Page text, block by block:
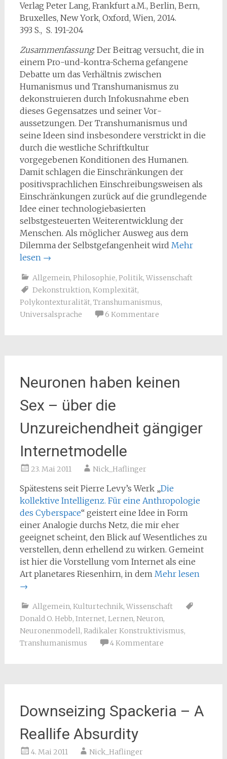
Verlag Peter Lang, Frankfurt a.M., Berlin, Bern,
Bruxelles, New York, Oxford, Wien, 2014.
393 S., S. 191-204
Zusammenfassung: Der Beitrag versucht, die in
einem Pro-und-kontra-Schema ge­fangene
Debatte um das Verhältnis zwischen
Humanismus und Transhumanismus zu
dekonstruieren durch Infokusnahme eben
dieses Gegensatzes und seiner Vor­
aussetzungen. Der Transhumanismus und
seine Ideen sind insbesondere verstrickt in die
durch die westliche Schriftkultur
vorgegebenen Konditionen des Humanen.
Damit schlagen die Einschränkungen der
positivsprachlichen Einschreibungsweisen als
Einschränkungen zurück auf die grundlegende
Idee einer technologiebasierten
selbstgesteuerten Weiterentwicklung der
Menschen. Als möglicher Ausweg aus dem
Dilemma der Selbstgefangenheit wird Mehr
lesen →
Allgemein, Philosophie, Politik, Wissenschaft
Dekonstruktion, Komplexität,
Polykontexturalität, Transhumanismus,
Universalsprache
6 Kommentare
Neuronen haben keinen
Sex – über die
Unzureichendheit gängiger
Internetmodelle
23. Mai 2011 Nick_Haflinger
Spätestens seit Pierre Levy’s Werk „Die
kollektive Intelligenz. Für eine Anthropologie
des Cyberspace“ geistert eine Idee in Form
einer Analogie durchs Netz, die mir eher
geeignet scheint, den Blick auf Wesentliches zu
verstellen, denn erhellend zu wirken. Gemeint
ist hier die Vorstellung vom Internet als eine
Art planetares Riesenhirn, in dem Mehr lesen
→
Allgemein, Kulturtechnik, Wissenschaft
Donald O. Hebb, Internet, Lernen, Neuron,
Neuronenmodell, Radikaler Konstruktivismus,
Transhumanismus
4 Kommentare
Downseizing Spackeria – A
Reallife Absurdity
4. Mai 2011 Nick_Haflinger